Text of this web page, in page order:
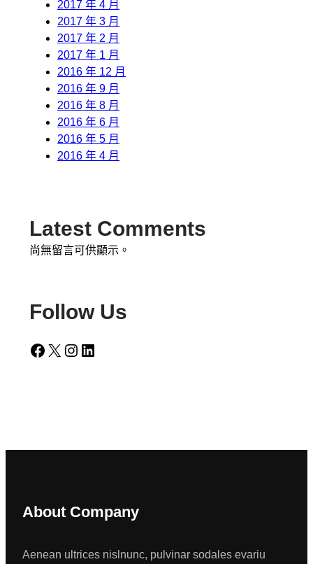
2017 年 4 月
2017 年 3 月
2017 年 2 月
2017 年 1 月
2016 年 12 月
2016 年 9 月
2016 年 8 月
2016 年 6 月
2016 年 5 月
2016 年 4 月
Latest Comments
尚無留言可供顯示。
Follow Us
Facebook X Instagram LinkedIn
About Company
Aenean ultrices nislnunc, pulvinar sodales evariu